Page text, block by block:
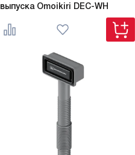
выпуска Omoikiri DEC-WH